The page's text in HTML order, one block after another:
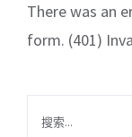
There was an
form. (401)